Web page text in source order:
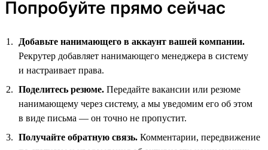
Попробуйте прямо сейчас
Добавьте нанимающего в аккаунт вашей компании.
Рекрутер добавляет нанимающего менеджера в систему
и настраивает права.
Поделитесь резюме. Передайте вакансии или резюме
нанимающему через систему, а мы уведомим его об этом
в виде письма — он точно не пропустит.
Получайте обратную связь. Комментарии, передвижение